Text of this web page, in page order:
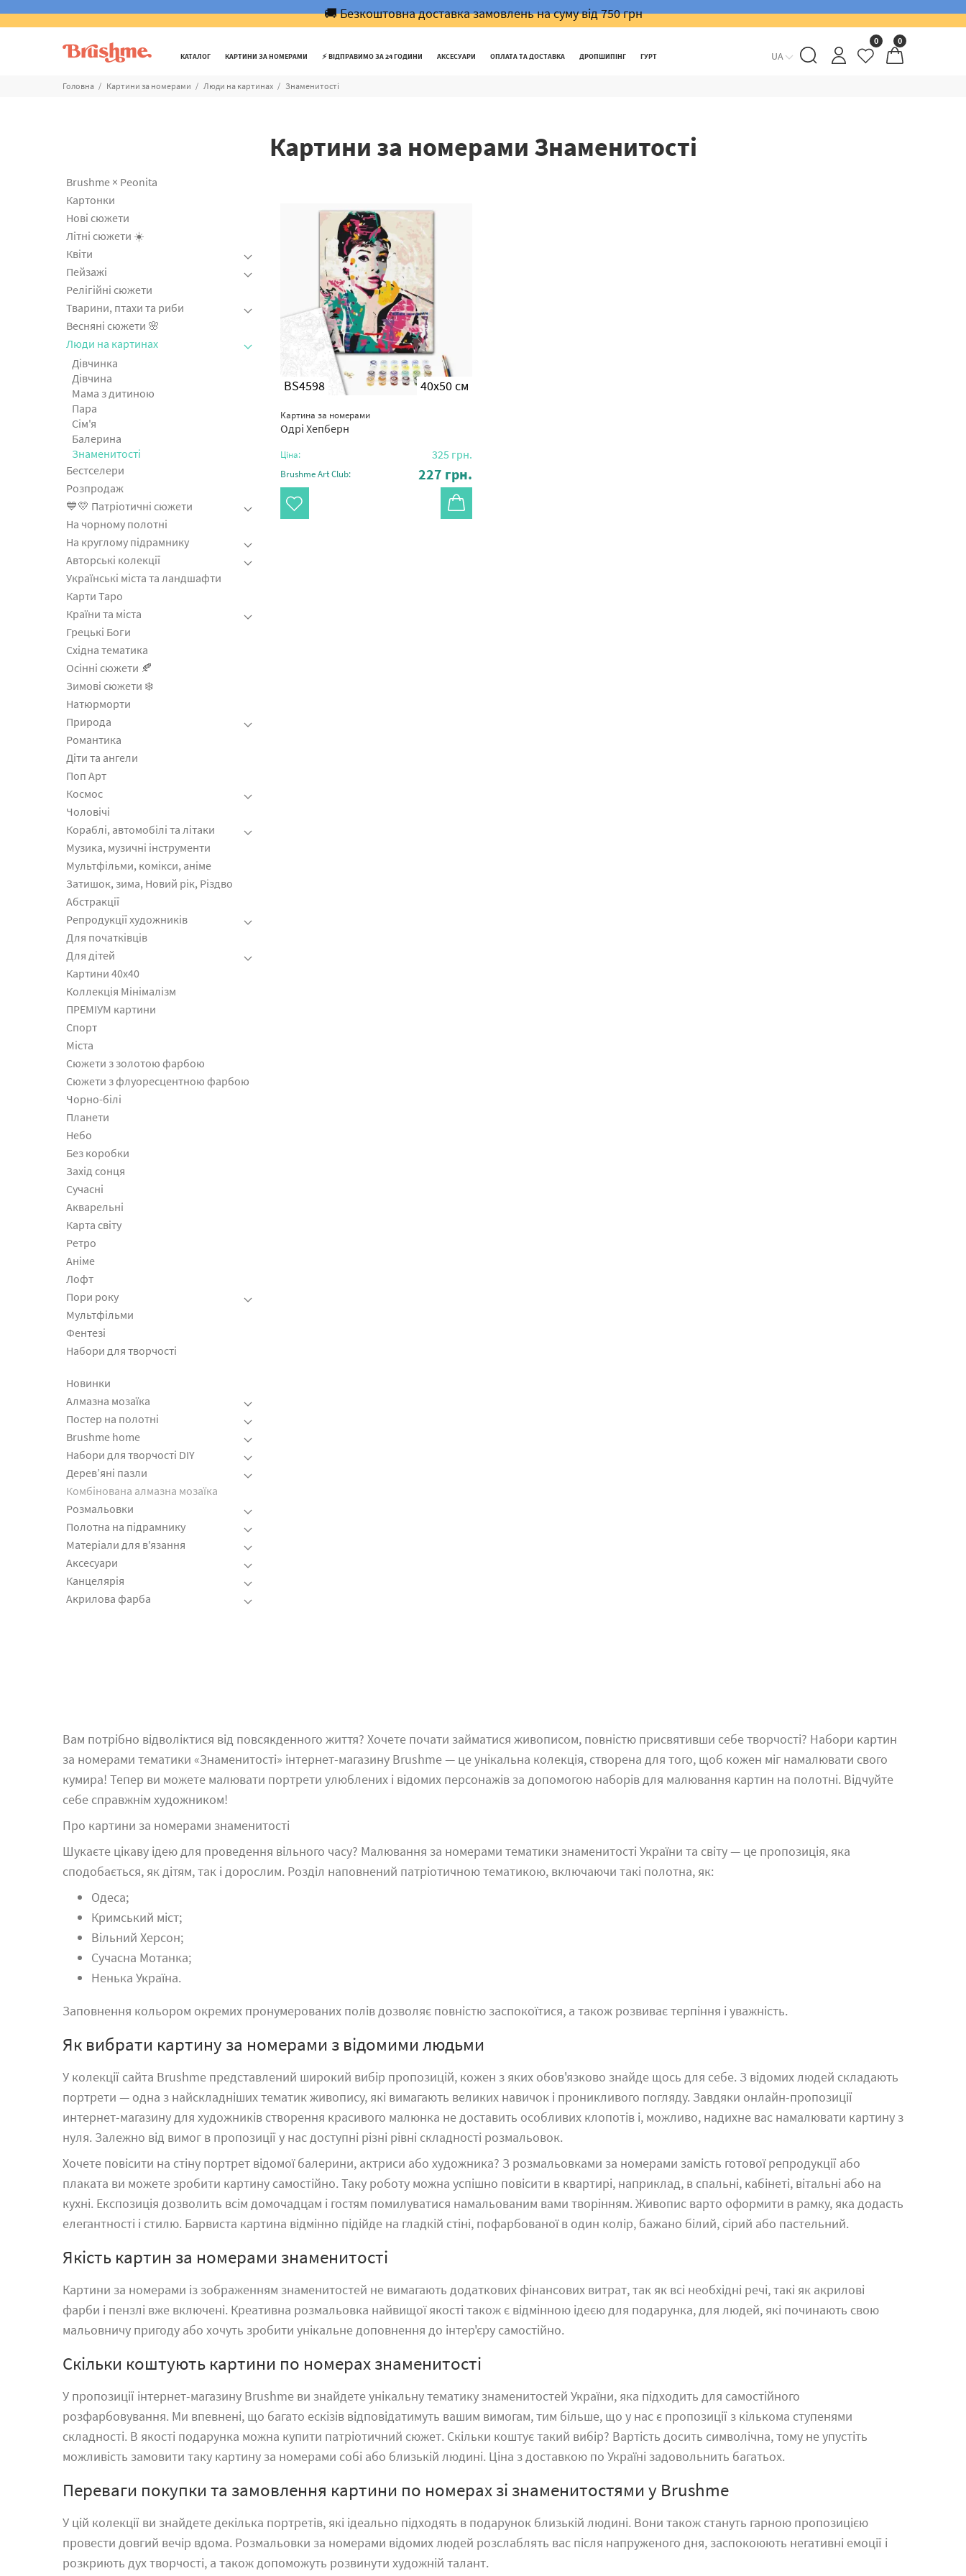
🚚 Безкоштовна доставка замовлень на суму від 750 грн
КАТАЛОГ КАРТИНИ ЗА НОМЕРАМИ ⚡️ ВІДПРАВИМО ЗА 24 ГОДИНИ АКСЕСУАРИ ОПЛАТА ТА ДОСТАВКА ДРОПШИПІНГ ГУРТ UA
0 0
Головна Картини за номерами Люди на картинах Знаменитості
Картини за номерами Знаменитості
Brushme × Peonita
Картонки
Нові сюжети
Літні сюжети ☀️
Квіти
Пейзажі
Релігійні сюжети
Тварини, птахи та риби
Весняні сюжети 🌸
Люди на картинах
Дівчинка
Дівчина
Мама з дитиною
Пара
Cім'я
Балерина
Знаменитості
Бестселери
Розпродаж
💙💛 Патріотичні сюжети
На чорному полотні
На круглому підрамнику
Авторські колекції
Українські міста та ландшафти
Карти Таро
Країни та міста
Грецькі Боги
Східна тематика
Осінні сюжети 🍂
Зимові сюжети ❄️
Натюрморти
Природа
Романтика
Діти та ангели
Поп Арт
Космос
Чоловічі
Кораблі, автомобілі та літаки
Музика, музичні інструменти
Мультфільми, комікси, аніме
Затишок, зима, Новий рік, Різдво
Абстракції
Репродукції художників
Для початківців
Для дітей
Картини 40x40
Коллекція Мінімалізм
ПРЕМІУМ картини
Спорт
Міста
Сюжети з золотою фарбою
Сюжети з флуоресцентною фарбою
Чорно-білі
Планети
Небо
Без коробки
Захід сонця
Сучасні
Акварельні
Карта світу
Ретро
Аніме
Лофт
Пори року
Мультфільми
Фентезі
Набори для творчості
Новинки
Алмазна мозаїка
Постер на полотні
Brushme home
Набори для творчості DIY
Дерев’яні пазли
Комбінована алмазна мозаїка
Розмальовки
Полотна на підрамнику
Матеріали для в'язання
Аксесуари
Канцелярія
Акрилова фарба
BS4598 40x50 см
Картина за номерами
Одрі Хепберн
Ціна: 325 грн.
Brushme Art Club: 227 грн.
Вам потрібно відволіктися від повсякденного життя? Хочете почати займатися живописом, повністю присвятивши себе творчості? Набори картин
за номерами тематики «Знаменитості» інтернет-магазину Brushme — це унікальна колекція, створена для того, щоб кожен міг намалювати свого
кумира! Тепер ви можете малювати портрети улюблених і відомих персонажів за допомогою наборів для малювання картин на полотні. Відчуйте
себе справжнім художником!
Про картини за номерами знаменитості
Шукаєте цікаву ідею для проведення вільного часу? Малювання за номерами тематики знаменитості України та світу — це пропозиція, яка
сподобається, як дітям, так і дорослим. Розділ наповнений патріотичною тематикою, включаючи такі полотна, як:
Одеса;
Кримський міст;
Вільний Херсон;
Сучасна Мотанка;
Ненька Україна.
Заповнення кольором окремих пронумерованих полів дозволяє повністю заспокоїтися, а також розвиває терпіння і уважність.
Як вибрати картину за номерами з відомими людьми
У колекції сайта Brushme представлений широкий вибір пропозицій, кожен з яких обов'язково знайде щось для себе. З відомих людей складають
портрети — одна з найскладніших тематик живопису, які вимагають великих навичок і проникливого погляду. Завдяки онлайн-пропозиції
интернет-магазину для художників створення красивого малюнка не доставить особливих клопотів і, можливо, надихне вас намалювати картину з
нуля. Залежно від вимог в пропозиції у нас доступні різні рівні складності розмальовок.
Хочете повісити на стіну портрет відомої балерини, актриси або художника? З розмальовками за номерами замість готової репродукції або
плаката ви можете зробити картину самостійно. Таку роботу можна успішно повісити в квартирі, наприклад, в спальні, кабінеті, вітальні або на
кухні. Експозиція дозволить всім домочадцам і гостям помилуватися намальованим вами творінням. Живопис варто оформити в рамку, яка додасть
елегантності і стилю. Барвиста картина відмінно підійде на гладкій стіні, пофарбованої в один колір, бажано білий, сірий або пастельний.
Якість картин за номерами знаменитості
Картини за номерами із зображенням знаменитостей не вимагають додаткових фінансових витрат, так як всі необхідні речі, такі як акрилові
фарби і пензлі вже включені. Креативна розмальовка найвищої якості також є відмінною ідеєю для подарунка, для людей, які починають свою
мальовничу пригоду або хочуть зробити унікальне доповнення до інтер'єру самостійно.
Скільки коштують картини по номерах знаменитості
У пропозиції інтернет-магазину Brushme ви знайдете унікальну тематику знаменитостей України, яка підходить для самостійного
розфарбовування. Ми впевнені, що багато ескізів відповідатимуть вашим вимогам, тим більше, що у нас є пропозиції з кількома ступенями
складності. В якості подарунка можна купити патріотичний сюжет. Скільки коштує такий вибір? Вартість досить символічна, тому не упустіть
можливість замовити таку картину за номерами собі або близькій людині. Ціна з доставкою по Україні задовольнить багатьох.
Переваги покупки та замовлення картини по номерах зі знаменитостями у Brushme
У цій колекції ви знайдете декілька портретів, які ідеально підходять в подарунок близькій людині. Вони також стануть гарною пропозицією
провести довгий вечір вдома. Розмальовки за номерами відомих людей розслаблять вас після напруженого дня, заспокоюють негативні емоції і
розкриють дух творчості, а також допоможуть розвинути художній талант.